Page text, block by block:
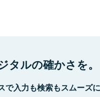
タルの確かさを。
で入力も検索もスムーズ